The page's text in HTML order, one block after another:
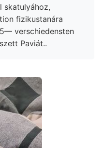
skatulyához,
fizikustanára
verschiedensten
Paviát..